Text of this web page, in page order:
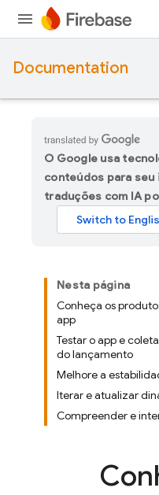
Documentation
O Google usa
conteúdos para
traduções com IA
Nesta página
Conheça os
app
Testar o app e
do lançamento
Melhore a
Iterar e atualizar
Compreender e